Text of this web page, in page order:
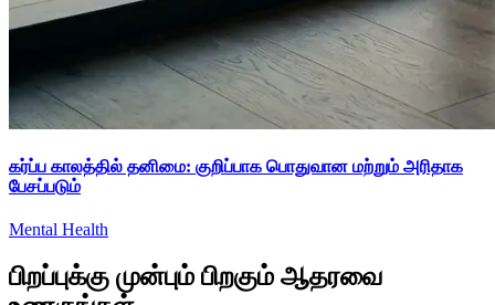
கர்ப்ப காலத்தில் தனிமை: குறிப்பாக பொதுவான மற்றும் அரிதாக
பேசப்படும்
Mental Health
பிறப்புக்கு முன்பும் பிறகும் ஆதரவை